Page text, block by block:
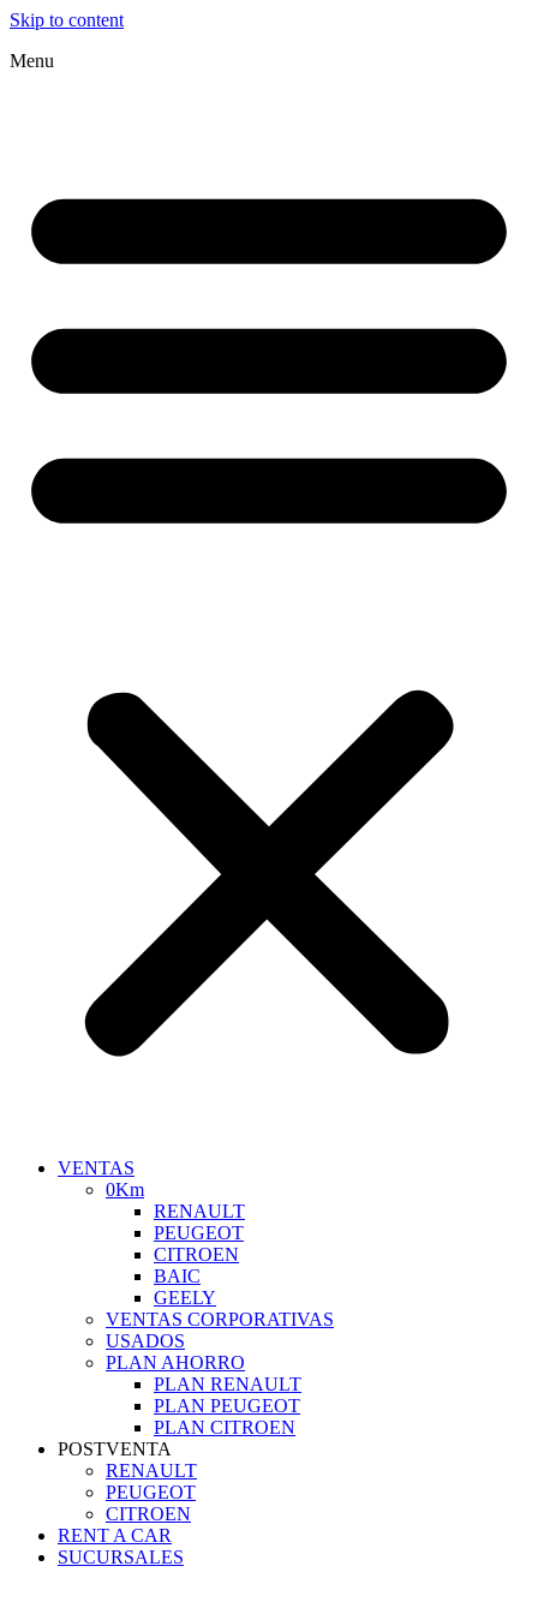
Skip to content
Menu
VENTAS
0Km
RENAULT
PEUGEOT
CITROEN
BAIC
GEELY
VENTAS CORPORATIVAS
USADOS
PLAN AHORRO
PLAN RENAULT
PLAN PEUGEOT
PLAN CITROEN
POSTVENTA
RENAULT
PEUGEOT
CITROEN
RENT A CAR
SUCURSALES